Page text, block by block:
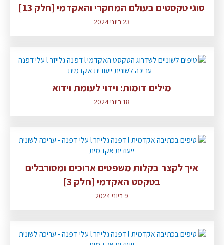
סוגי טקסטים בעולם המחקרי והאקדמי [חלק 13]
23 ביוני 2024
מילים דומות: וידוי לעומת וידוא
18 ביוני 2024
איך לקצר בקלות משפטים ארוכים ומסורבלים
בטקסט האקדמי [חלק 3]
9 ביוני 2024